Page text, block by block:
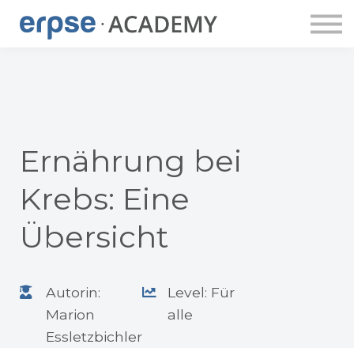
DOZENT:INNEN
Ernährung bei
Krebs: Eine
Übersicht
Autorin:
Marion
Essletzbichler
Level: Für
alle